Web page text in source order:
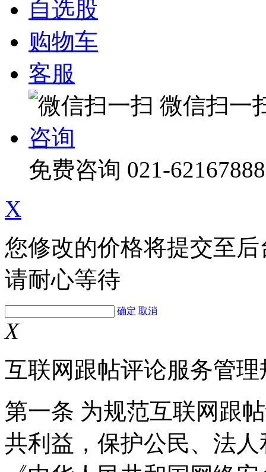
自选股
购物车
客服
微信扫一
咨询
免费咨询 021-62167888
X
您修改的价格将提交至
请耐心等待
确定 取消
X
互联网跟帖评论服务管理
第一条 为规范互联网跟
共利益，保护公民、法